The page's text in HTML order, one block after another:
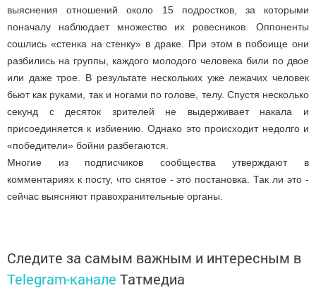
выяснения отношений около 15 подростков, за которыми
поначалу наблюдает множество их ровесников. Оппоненты
сошлись «стенка на стенку» в драке. При этом в побоище они
разбились на группы, каждого молодого человека били по двое
или даже трое. В результате нескольких уже лежачих человек
бьют как руками, так и ногами по голове, телу. Спустя несколько
секунд с десяток зрителей не выдерживает накала и
присоединяется к избиению. Однако это происходит недолго и
«победители» бойни разбегаются.
Многие из подписчиков сообщества утверждают в
комментариях к посту, что снятое - это постановка. Так ли это -
сейчас выясняют правохранительные органы.
Следите за самым важным и интересным в
Telegram-канале Татмедиа